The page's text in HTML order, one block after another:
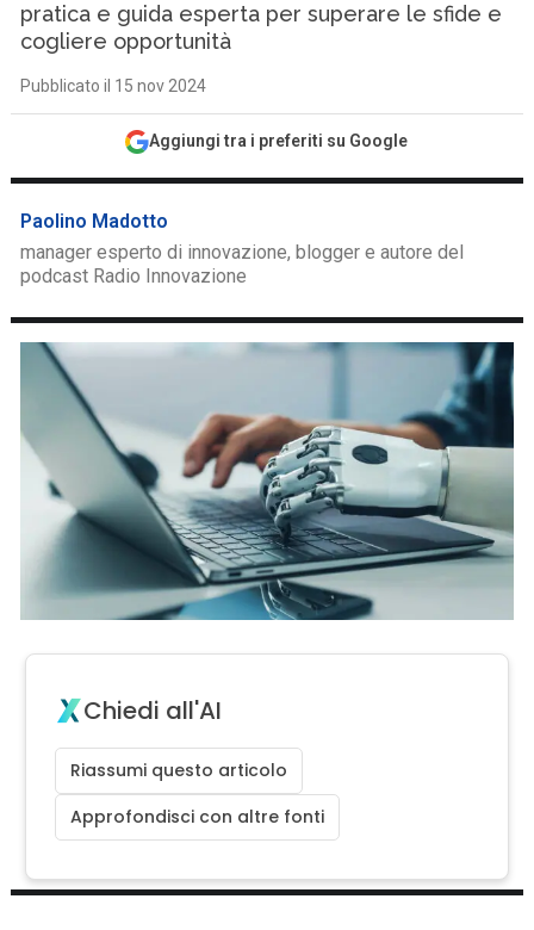
pratica e guida esperta per superare le sfide e
cogliere opportunità
Pubblicato il 15 nov 2024
Aggiungi tra i preferiti su Google
Paolino Madotto
manager esperto di innovazione, blogger e autore del
podcast Radio Innovazione
Chiedi all'AI
Riassumi questo articolo
Approfondisci con altre fonti